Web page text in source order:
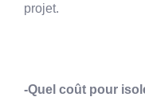
projet.
-Quel coût pour